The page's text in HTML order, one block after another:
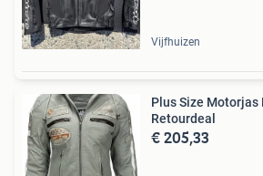
Vijfhuizen
Plus Size Motorjas
Retourdeal
€ 205,33